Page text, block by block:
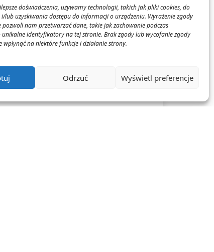
doświadczenia, używamy technologii, takich jak pliki cookies, do
lub uzyskiwania dostępu do informacji o urządzeniu. Wyrażenie zgody
nam przetwarzać dane, takie jak zachowanie podczas
identyfikatory na tej stronie. Brak zgody lub wycofanie zgody
wpłynąć na niektóre funkcje i działanie strony.
Odrzuć Wyświetl preferencje
na